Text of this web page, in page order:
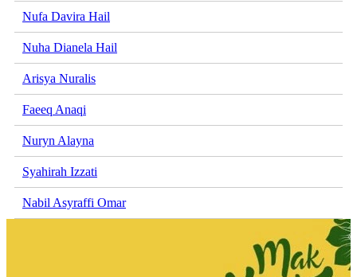
Nufa Davira Hail
Nuha Dianela Hail
Arisya Nuralis
Faeeq Anaqi
Nuryn Alayna
Syahirah Izzati
Nabil Asyraffi Omar